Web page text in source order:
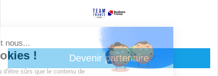
Devenir partenaire